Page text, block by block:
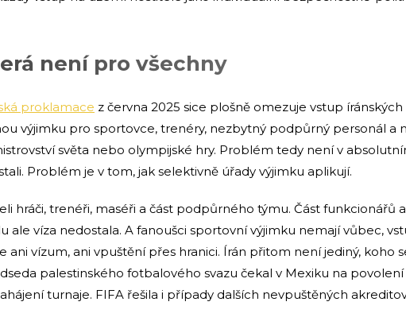
není pro všechny
proklamace z června 2025 sice plošně omezuje vstup
výjimku pro sportovce, trenéry, nezbytný podpůrný personál a
světa nebo olympijské hry. Problém tedy není v
Problém je v tom, jak selektivně úřady výjimku aplikují.
hráči, trenéři, maséři a část podpůrného týmu. Část funkcionářů a
ale víza nedostala. A fanoušci sportovní výjimku nemají vůbec,
ani vízum, ani vpuštění přes hranici. Írán přitom není jediný, koho
palestinského fotbalového svazu čekal v Mexiku na
turnaje. FIFA řešila i případy dalších nevpuštěných